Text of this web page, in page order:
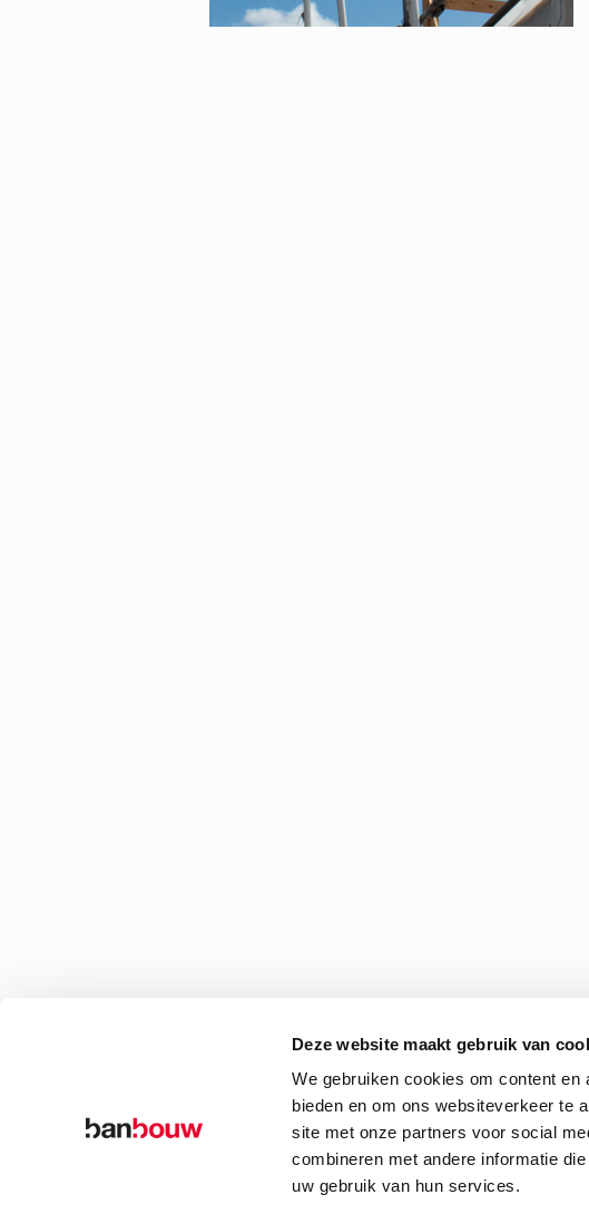
Deze website maakt gebruik van
We gebruiken cookies om content
bieden en om ons websiteverkeer te
site met onze partners voor social
combineren met andere informatie
uw gebruik van hun services.